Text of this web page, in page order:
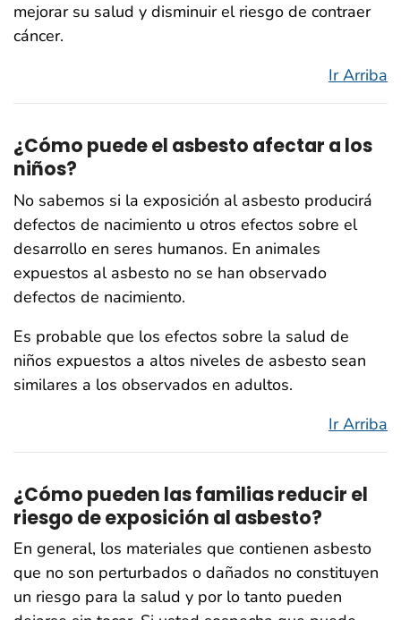
mejorar su salud y disminuir el riesgo de contraer
cáncer.
Ir Arriba
¿Cómo puede el asbesto afectar a los
niños?
No sabemos si la exposición al asbesto producirá
defectos de nacimiento u otros efectos sobre el
desarrollo en seres humanos. En animales
expuestos al asbesto no se han observado
defectos de nacimiento.
Es probable que los efectos sobre la salud de
niños expuestos a altos niveles de asbesto sean
similares a los observados en adultos.
Ir Arriba
¿Cómo pueden las familias reducir el
riesgo de exposición al asbesto?
En general, los materiales que contienen asbesto
que no son perturbados o dañados no constituyen
un riesgo para la salud y por lo tanto pueden